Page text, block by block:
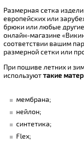
Размерная сетка
европейских или
брюки или любые
онлайн-магазине
соответствии вашим
размерной сетки или
При пошиве летних и
используюттакие
мембрана;
нейлон;
синтетика;
Flex;